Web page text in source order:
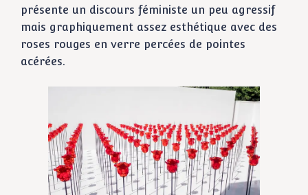
présente un discours féministe un peu agressif
mais graphiquement assez esthétique avec des
roses rouges en verre percées de pointes
acérées.